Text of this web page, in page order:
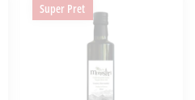
Super Pret